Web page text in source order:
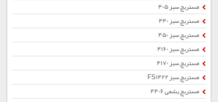
مستربچ سبز 405
مستربچ سبز 440
مستربچ سبز 450
مستربچ سبز 4160
مستربچ سبز 4170
مستربچ سبز FS1422
مستربچ یشمی 4406